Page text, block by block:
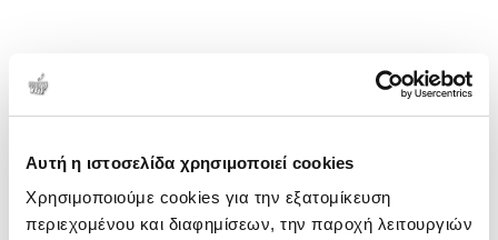
Αυτή η ιστοσελίδα χρησιμοποιεί cookies
Χρησιμοποιούμε cookies για την εξατομίκευση
περιεχομένου και διαφημίσεων, την παροχή λειτουργιών